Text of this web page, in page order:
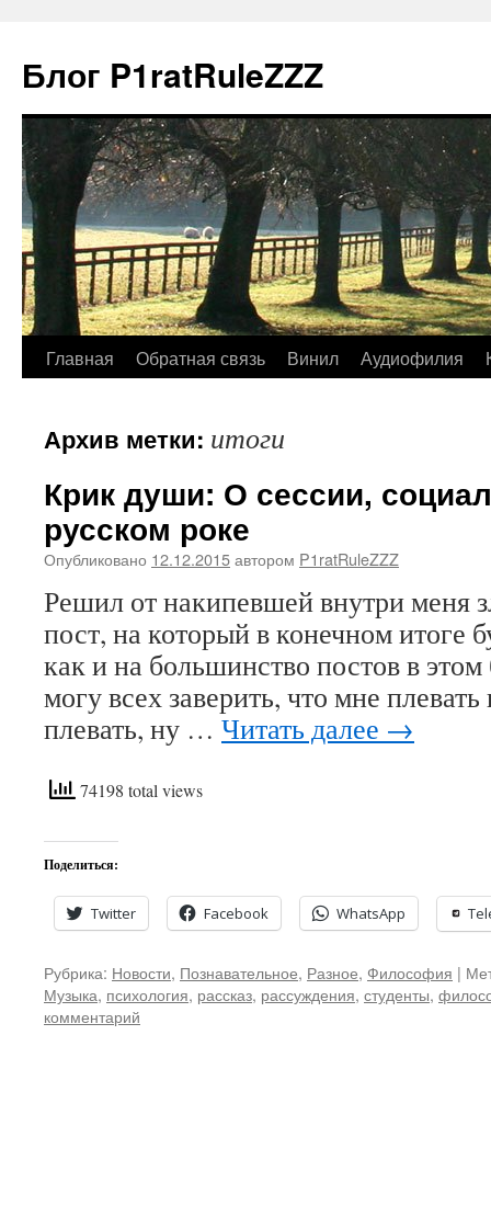
Блог P1ratRuleZZZ
Главная Обратная связь Винил Аудиофилия
Архив метки: итоги
Крик души: О сессии,
русском роке
Опубликовано 12.12.2015автором P1ratRuleZZZ
Решил от накипевшей внутри меня
пост, на который в конечном итоге
как и на большинство постов в
могу всех заверить, что мне
плевать, ну … Читать далее →
74198 total views
Поделиться:
Twitter Facebook WhatsApp
Рубрика: Новости, Познавательное, Разное, Философия |
Музыка, психология, рассказ, рассуждения, студенты,
комментарий